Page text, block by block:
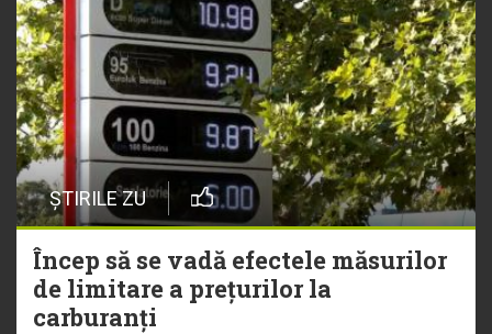
ȘTIRILE ZU
Încep să se vadă efectele măsurilor
de limitare a prețurilor la
carburanți